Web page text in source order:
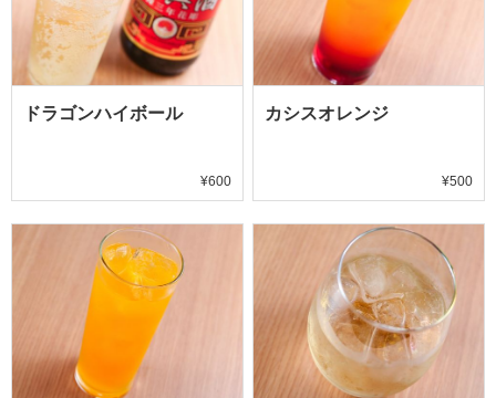
ドラゴンハイボール
¥600
カシスオレンジ
¥500